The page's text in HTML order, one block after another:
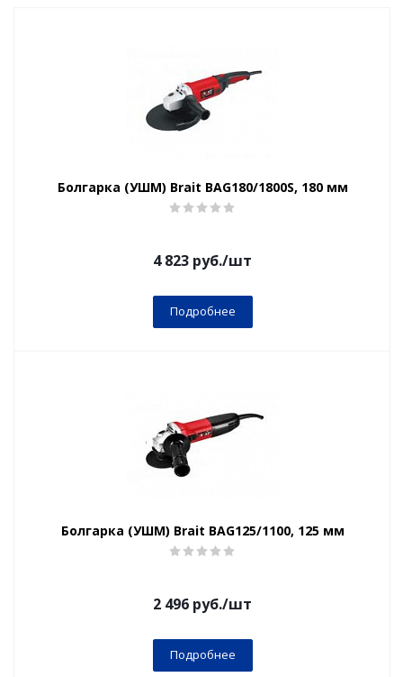
Болгарка (УШМ) Brait BAG180/1800S, 180 мм
4 823 руб./шт
Подробнее
Болгарка (УШМ) Brait BAG125/1100, 125 мм
2 496 руб./шт
Подробнее